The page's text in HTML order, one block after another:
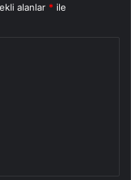
alanlar * ile